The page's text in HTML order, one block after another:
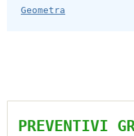
Geometra
PREVENTIVI